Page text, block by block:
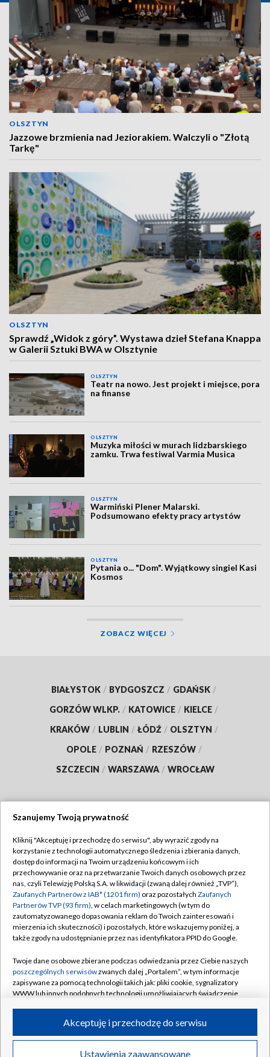
OLSZTYN
Jazzowe brzmienia nad Jeziorakiem. Walczyli o "Złotą
Tarkę"
OLSZTYN
Sprawdź „Widok z góry”. Wystawa dzieł Stefana Knappa
w Galerii Sztuki BWA w Olsztynie
OLSZTYN
Teatr na nowo. Jest projekt i miejsce, pora
na finanse
OLSZTYN
Muzyka miłości w murach lidzbarskiego
zamku. Trwa festiwal Varmia Musica
OLSZTYN
Warmiński Plener Malarski.
Podsumowano efekty pracy artystów
OLSZTYN
Pytania o... "Dom". Wyjątkowy singiel Kasi
Kosmos
ZOBACZ WIĘCEJ
BIAŁYSTOK / BYDGOSZCZ / GDAŃSK /
GORZÓW WLKP. / KATOWICE / KIELCE /
KRAKÓW / LUBLIN / ŁÓDŹ / OLSZTYN /
OPOLE / POZNAŃ / RZESZÓW /
SZCZECIN / WARSZAWA / WROCŁAW
TVP
Abonament TVP
Emisja w TVP
Centrum informacji TVP
Naziemna Telewizja Cyfrowa
Rada Programowa
System NOS
Informacje o nadawcy
Program dla prasy
Regulamin TVP
Polityka prywatności
Moje zgody
Pomoc
Kontakt
Kanały
©2026 Telewizja Polska S.A. w likwidacji
Szanujemy Twoją prywatność
Kliknij "Akceptuję i przechodzę do serwisu", aby wyrazić zgody na
korzystanie z technologii automatycznego śledzenia i zbierania danych,
dostęp do informacji na Twoim urządzeniu końcowym i ich
przechowywanie oraz na przetwarzanie Twoich danych osobowych przez
nas, czyli Telewizję Polską S.A. w likwidacji (zwaną dalej również „TVP”),
Zaufanych Partnerów z IAB* (1201 firm) oraz pozostałych Zaufanych
Partnerów TVP (93 firm), w celach marketingowych (w tym do
zautomatyzowanego dopasowania reklam do Twoich zainteresowań i
mierzenia ich skuteczności) i pozostałych, które wskazujemy poniżej, a
także zgody na udostępnianie przez nas identyfikatora PPID do Google.
Twoje dane osobowe zbierane podczas odwiedzania przez Ciebie naszych
poszczególnych serwisówzwanych dalej „Portalem”, w tym informacje
zapisywane za pomocą technologii takich jak: pliki cookie, sygnalizatory
WWW lub innych podobnych technologii umożliwiających świadczenie
ruchu w Internecie.
Twoje dane osobowe zbierane podczas odwiedzania przez Ciebie
Ustawienia zaawansowane
Akceptuję i przechodzę do serwisu